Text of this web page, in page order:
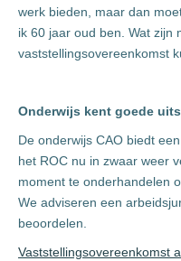
werk bieden, maar dan
ik 60 jaar oud ben. Wat zijn
vaststellingsovereenkomst
Onderwijs kent goede
De onderwijs CAO biedt
het ROC nu in zwaar weer
moment te onderhandelen
We adviseren een
beoordelen.
Vaststellingsovereenkomst